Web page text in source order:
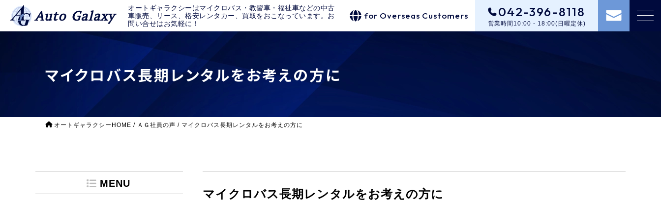
Auto Galaxy
オートギャラクシーはマイクロバス・教習車・福祉車などの中古
車販売、リース、格安レンタカー、買取をおこなっています。お
問い合せはお気軽に！
for Overseas Customers 042-396-8118
営業時間10:00 - 18:00(日曜定休)
マイクロバス長期レンタルをお考えの方に
オートギャラクシーHOME / ＡＧ社員の声 / マイクロバス長期レンタルをお考えの方に
マイクロバス長期レンタルをお考えの方に
MENU